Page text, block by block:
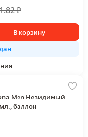
₽
В корзину
Men Невидимый
баллон